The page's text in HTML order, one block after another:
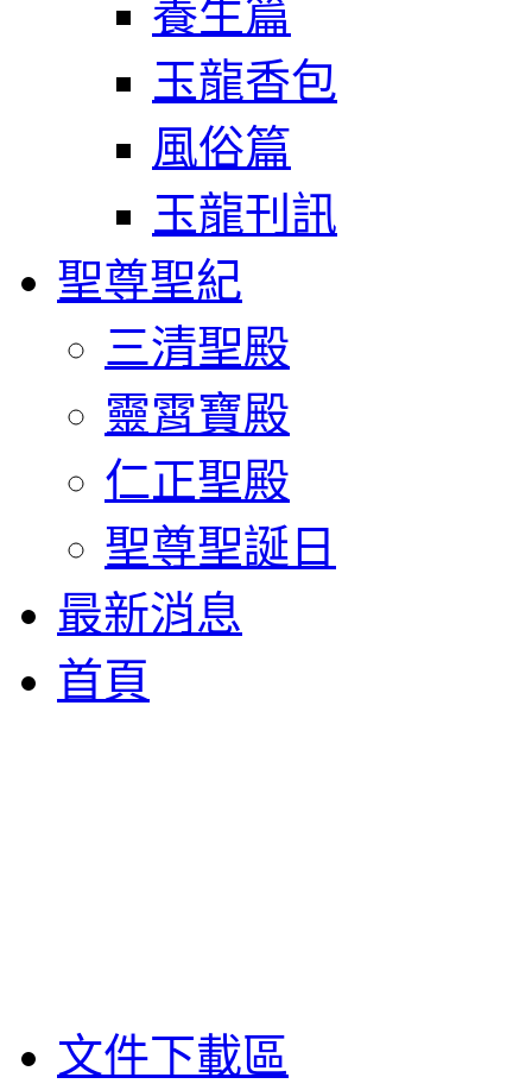
養生篇
玉龍香包
風俗篇
玉龍刊訊
聖尊聖紀
三清聖殿
靈霄寶殿
仁正聖殿
聖尊聖誕日
最新消息
首頁
文件下載區